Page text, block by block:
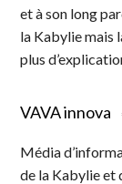
et à son long
la Kabylie mais
plus
VAVA innova
Média
de la Kabylie et